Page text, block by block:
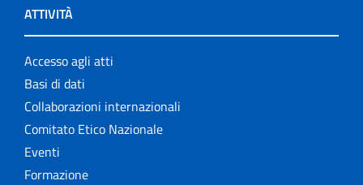
ATTIVITÀ
Accesso agli atti
Basi di dati
Collaborazioni internazionali
Comitato Etico Nazionale
Eventi
Formazione